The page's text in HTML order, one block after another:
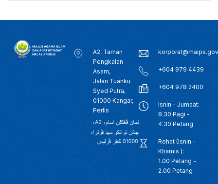
A2, Taman
Pengkalan
Asam,
Jalan Tuanku
Syed Putra,
01000 Kangar,
Perlis
+604 979 4439
+604 978 2400
Isnin - Jumaat:
8.30 Pagi -
4:30 Petang
Rehat (Isnin -
Khamis ):
1.00 Petang -
2.00 Petang